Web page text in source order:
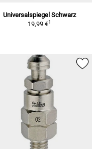
Universalspiegel Schwarz
19,99 €1